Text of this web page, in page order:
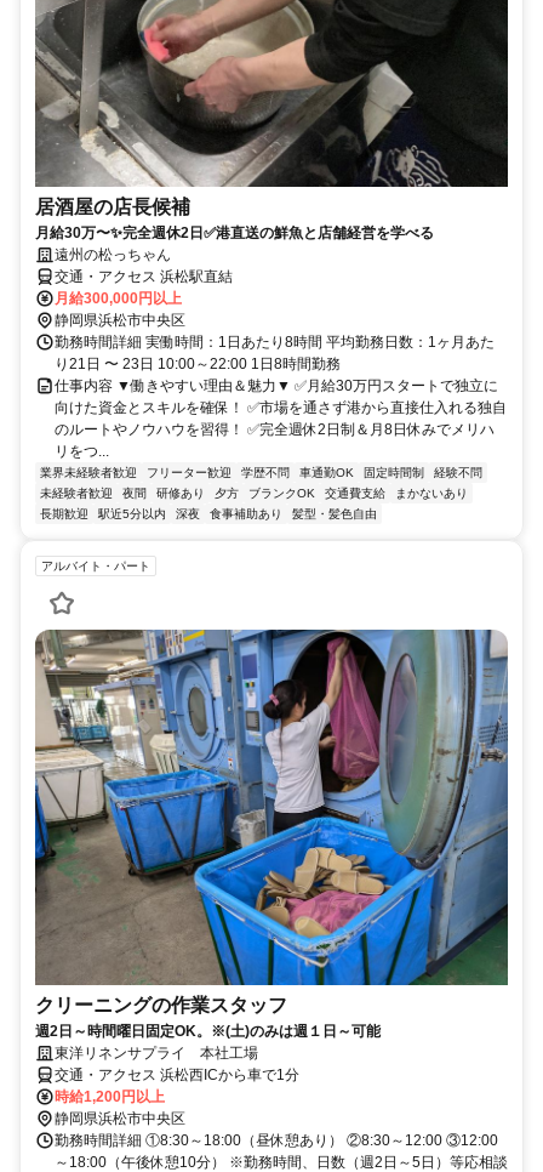
居酒屋の店長候補
月給30万〜✨完全週休2日✅港直送の鮮魚と店舗経営を学べる
遠州の松っちゃん
交通・アクセス 浜松駅直結
月給300,000円以上
静岡県浜松市中央区
勤務時間詳細 実働時間：1日あたり8時間 平均勤務日数：1ヶ月あた
り21日 〜 23日 10:00～22:00 1日8時間勤務
仕事内容 ▼働きやすい理由＆魅力▼ ✅月給30万円スタートで独立に
向けた資金とスキルを確保！ ✅市場を通さず港から直接仕入れる独自
のルートやノウハウを習得！ ✅完全週休2日制＆月8日休みでメリハ
リをつ...
業界未経験者歓迎 フリーター歓迎 学歴不問 車通勤OK 固定時間制
経験不問
未経験者歓迎
夜間 研修あり 夕方 ブランクOK 交通費支給
まかないあり
長期歓迎
駅近5分以内 深夜 食事補助あり 髪型・髪色自由
アルバイト・パート
クリーニングの作業スタッフ
週2日～時間曜日固定OK。※(土)のみは週１日～可能
東洋リネンサプライ 本社工場
交通・アクセス 浜松西ICから車で1分
時給1,200円以上
静岡県浜松市中央区
勤務時間詳細 ①8:30～18:00（昼休憩あり） ②8:30～12:00 ③12:00
～18:00（午後休憩10分） ※勤務時間、日数（週2日～5日）等応相談